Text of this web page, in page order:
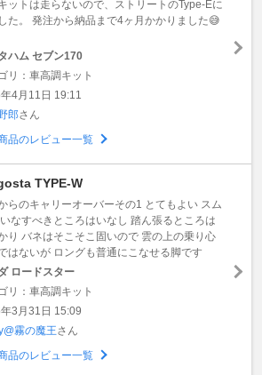
ットは走らないので、ストリートのType-Eに
た。 発注から納品まで4ヶ月かかりました😅
ハム セブン170
リ：車高調キット
4月11日 19:11
郎さん
品のレビュー一覧
TYPE-W
らのキャリーオーバーその1 とてもよい スム
なすべきところはいなし 踏ん張るところは
り バネはそこそこ固いので 雲の上の乗り心
はないが ロングも普通にこなせる脚です
ロードスター
リ：車高調キット
3月31日 15:09
霧の魔王さん
品のレビュー一覧